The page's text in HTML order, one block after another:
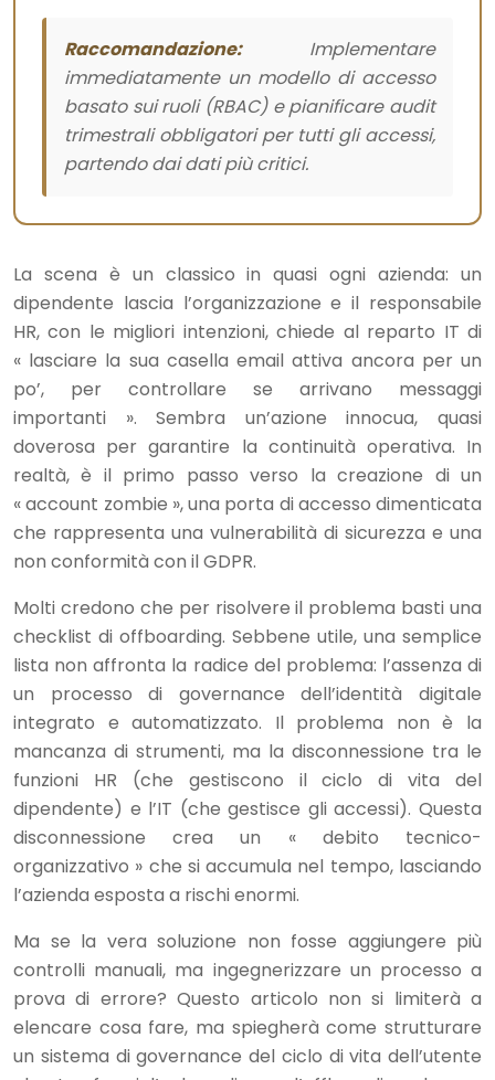
Raccomandazione:Implementare
immediatamente un modello di accesso
basato sui ruoli (RBAC) e pianificare audit
trimestrali obbligatori per tutti gli accessi,
partendo dai dati più critici.
La scena è un classico in quasi ogni azienda: un
dipendente lascia l’organizzazione e il responsabile
HR, con le migliori intenzioni, chiede al reparto IT di
« lasciare la sua casella email attiva ancora per un
po’, per controllare se arrivano messaggi
importanti ». Sembra un’azione innocua, quasi
doverosa per garantire la continuità operativa. In
realtà, è il primo passo verso la creazione di un
« account zombie », una porta di accesso dimenticata
che rappresenta una vulnerabilità di sicurezza e una
non conformità con il GDPR.
Molti credono che per risolvere il problema basti una
checklist di offboarding. Sebbene utile, una semplice
lista non affronta la radice del problema: l’assenza di
un processo di governance dell’identità digitale
integrato e automatizzato. Il problema non è la
mancanza di strumenti, ma la disconnessione tra le
funzioni HR (che gestiscono il ciclo di vita del
dipendente) e l’IT (che gestisce gli accessi). Questa
disconnessione crea un « debito tecnico-
organizzativo » che si accumula nel tempo, lasciando
l’azienda esposta a rischi enormi.
Ma se la vera soluzione non fosse aggiungere più
controlli manuali, ma ingegnerizzare un processo a
prova di errore? Questo articolo non si limiterà a
elencare cosa fare, ma spiegherà come strutturare
un sistema di governance del ciclo di vita dell’utente